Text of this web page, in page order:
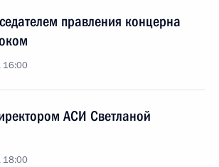
правления концерна
16:00
АСИ Светланой
18:00